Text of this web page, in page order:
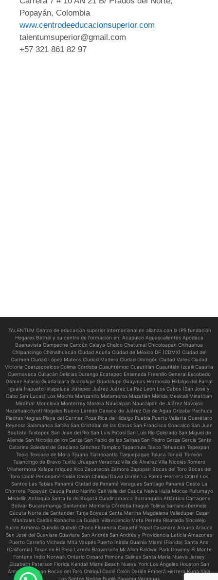
Popayán, Colombia
www.centrodeeducacionsuperior.com
talentumsuperior@gmail.com
+57 321 861 82 97
TALENTUM Centro de educación superior internacional en alianza con la IPS fundación
Hogares Bethel y su centro de formación en: Acapulco Aguascalientes Apodaca
Buenavista Campeche Cancún Celaya Chalco Chetumal Chicoloapan Chihuahua
Chilpancingo Chimalhuacán Ciudad Acuña Ciudad de México DF (CDMX) Ciudad del
Carmen Ciudad López Mateos Ciudad Madero Ciudad Obregón Ciudad Valles Ciudad
Victoria Coatzacoalcos Colima Córdoba Cuauhtémoc Cuautitlán Cuautitlán Izcalli Cuautla
Cuernavaca Culiacán Delicias Durango Ecatepec Ensenada Fresnillo General Escobedo
Gómez Palacio Guadalajara Guadalupe Guadalupe Guaymas Hermosillo Hidalgo del Parral
Iguala Irapuato Ixtapaluca Jiutepec Juárez Juárez La Paz León Los Cabos (San José y
Cabo San Lucas) Los Mochis Manzanillo Matamoros Mazatlán Mérida Mexicali Minatitlán
Miramar Monclova Monterrey Morelia Naucalpan Naucalpan de Juárez Navojoa
Nezahualcóyotl Nogales Nuevo Laredo Oaxaca de Juárez Ojo de Agua Orizaba Pachuca
Piedras Negras Playa del Carmen Poza Rica de Hidalgo Puebla Puerto Vallarta Querétaro
Reynosa Salamanca Saltillo San Cristóbal de las Casas San Francisco Coacalco San Juan
Bautista Tuxtepec San Juan del Río San Luis Potosí San Luis Río Colorado San Miguel de
Allende San Nicolás de los Garza San Pablo de las Salinas San Pedro Garza García Santa
Catarina Soledad de Graciano Sánchez Tampico Tapachula Taxco Tehuacán Tepexpan
Tepic Texcoco de Mora Tijuana Tlalnepantla Tlaquepaque Toluca Tonalá Torreón
Tulancingo de Bravo Tuxtla Uruapan Veracruz Villa de Álvarez Villa Nicolás Romero
Villahermosa Xalapa nriquez Xico Zacatecas Zamora Zapopan Bocas del Toro Bocas del
Toro Coclé Penonomé Colón Colón Chiriquí David Darién La Palma-Herrera Chitré Los
Santos Las Tablas Panamá Ciudad de Panamá Veraguas Santiago Panamá Oeste La
Chorrera Popayán Cauca Pasto Nariño Cali Valle del Cauca Neiva Huila Mocoa Putumayo
Medellín Antioquia Santa fe de Bogotá Cundinamarca Barranquilla Atlántico Cartagena
Bolívar Bucaramanga Santander Montería Córdoba Ibagué Tolima barrancabermeja
Cúcuta Norte de Santander Tunja Boyacá Santa Martha Magdalena Valledupar Cesar
Manizales Caldas Riohacha La Guajira Villavicencio Meta Pereira Risaralda Sincelejo
Sucre Armenia Quindío Quibdó Choco Florencia Caquetá Yopal Casanare Arauca Arauca
San José del Guaviare Guaviare San Andrés San Andrés y Providencia Leticia Amazonas
Puerto Carreño Vichada Mitú Vaupés Puerto Inírida Guainía Miami (Florida) Santa Ana
(California) Texas en El Paso Laredo Brownsville McAllen Baldwin Park Downey El Monte
Fontana Indio Norwalk Ontario Oxnard Pomona Salinas Santa María Nueva Jersey
Elizabeth Paterson Florida Kendall Miami Beach Nueva York Los Ángeles Houston San
Antonio Chicago Bocas del Toro Chiriquí Coclé Colón Darién Emberá Herrera Kuna Yala
Los Santos Ngöbe Buglé Panamá Veraguas